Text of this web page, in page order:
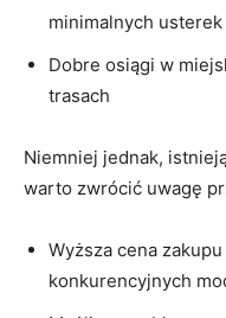
minimalnych
Dobre osiągi w
⁣trasach
Niemniej jednak,
warto zwrócić uwagę
Wyższa cena
⁢konkurencyjnych